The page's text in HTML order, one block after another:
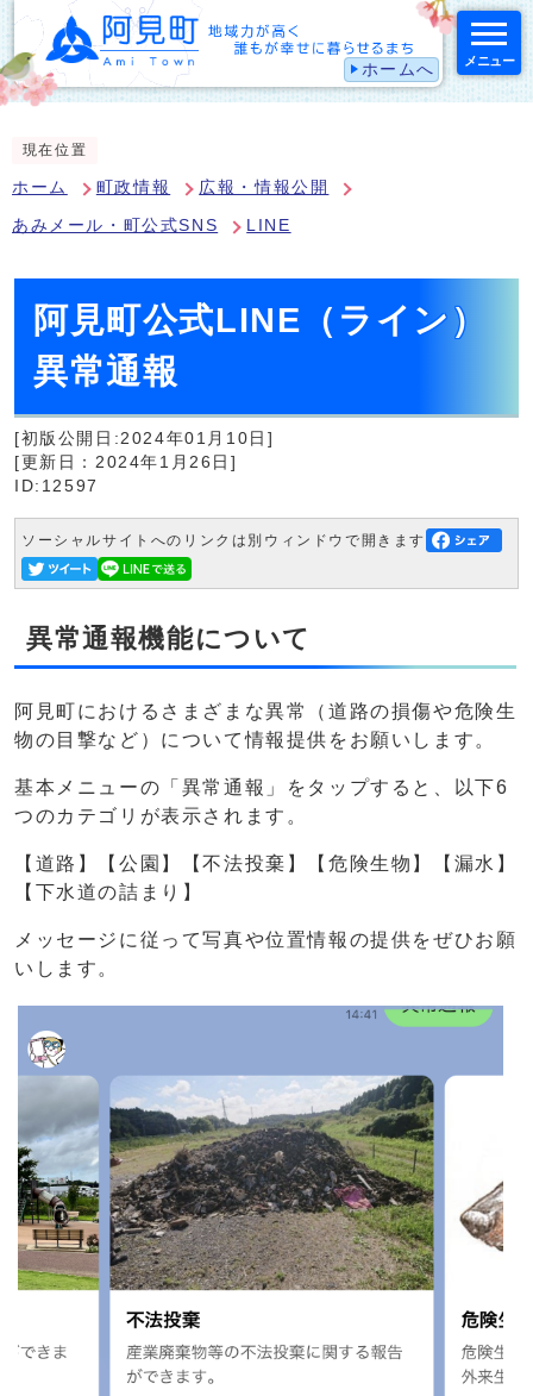
ホームへ メニュー
現在位置
ホーム 町政情報 広報・情報公開
あみメール・町公式SNS LINE
阿見町公式LINE（ライン）
異常通報
[初版公開日:2024年01月10日]
[更新日：2024年1月26日]
ID:12597
ソーシャルサイトへのリンクは別ウィンドウで開きます
異常通報機能について
阿見町におけるさまざまな異常（道路の損傷や危険生
物の目撃など）について情報提供をお願いします。
基本メニューの「異常通報」をタップすると、以下6
つのカテゴリが表示されます。
【道路】【公園】【不法投棄】【危険生物】【漏水】
【下水道の詰まり】
メッセージに従って写真や位置情報の提供をぜひお願
いします。